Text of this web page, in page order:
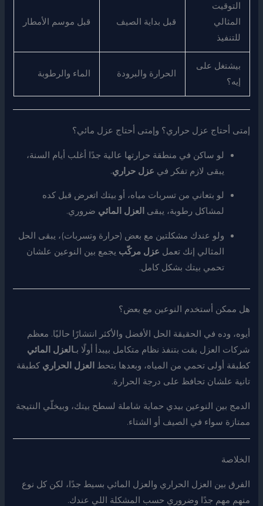
التوقيت
المثالي
للتنفيذ
قبل بداية الصيف قبل موسم الأمطار
بيشتغل على
إيه؟
الحرارة والبرودة الماء والرطوبة
إمتى أحتاج عزل حراري؟ وإمتى أحتاج عزل مائي؟
لو ساكن في منطقة حرارتها عالية جدًا أغلب أيام السنة،
يبقى لازم تفكر في عزل حراري.
لو بتعاني من تسربات مياه، أو بيتك اتعرض قبل كده
لمشاكل رطوبة، يبقى العزل المائي ضروري.
ولو عندك مشكلتين مع بعض (حرارة وتسربات)، يبقى الحل
المثالي إنك تعمل عزل مركّب يجمع بين النوعين علشان
تحمي بيتك بشكل كامل.
هل ممكن أستخدم النوعين مع بعض؟
أيوه، وده في الحقيقة الحل الأفضل والأكثر انتشارًا حاليًا. معظم
شركات العزل بقت بتنفذ نظام متكامل بيبدأ أولًا بـالعزل المائي
كطبقة أولى تحمي من المياه، وبعدها بتحط العزل الحراري كطبقة
تانية علشان تحافظ على درجة الحرارة.
الدمج بين النوعين بيدي حماية شاملة لسطح بيتك، وبيخلّي النتيجة
ممتازة سواء في الصيف أو الشتاء.
الخلاصة
الفرق بين العزل الحراري والعزل المائي بسيط جدًا، لكن كل نوع
منهم مهم جدًا وضروري حسب المشكلة اللي عندك.